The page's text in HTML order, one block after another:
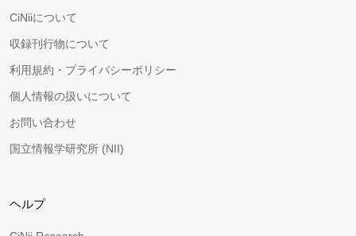
CiNiiについて
収録刊行物について
利用規約・プライバシーポリシー
個人情報の扱いについて
お問い合わせ
国立情報学研究所 (NII)
ヘルプ